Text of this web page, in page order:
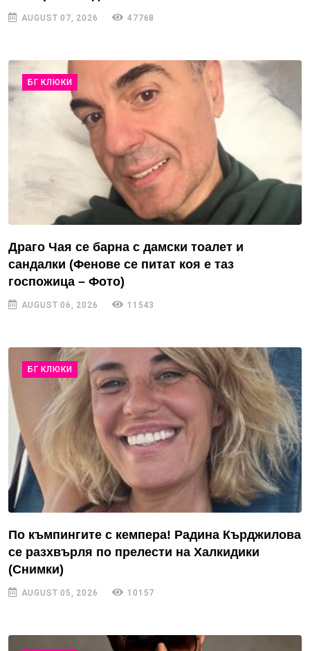
AUGUST 07, 2026 47768
БГ КЛЮКИ
Драго Чая се барна с дамски тоалет и
сандалки (Фенове се питат коя е таз
госпожица – Фото)
AUGUST 06, 2026 11543
БГ КЛЮКИ
По къмпингите с кемпера! Радина Кърджилова
се разхвърля по прелести на Халкидики
(Снимки)
AUGUST 05, 2026 10157